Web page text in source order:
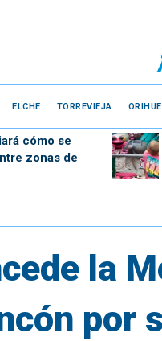
ELCHE TORREVIEJA
cómo se
zonas de
la
por